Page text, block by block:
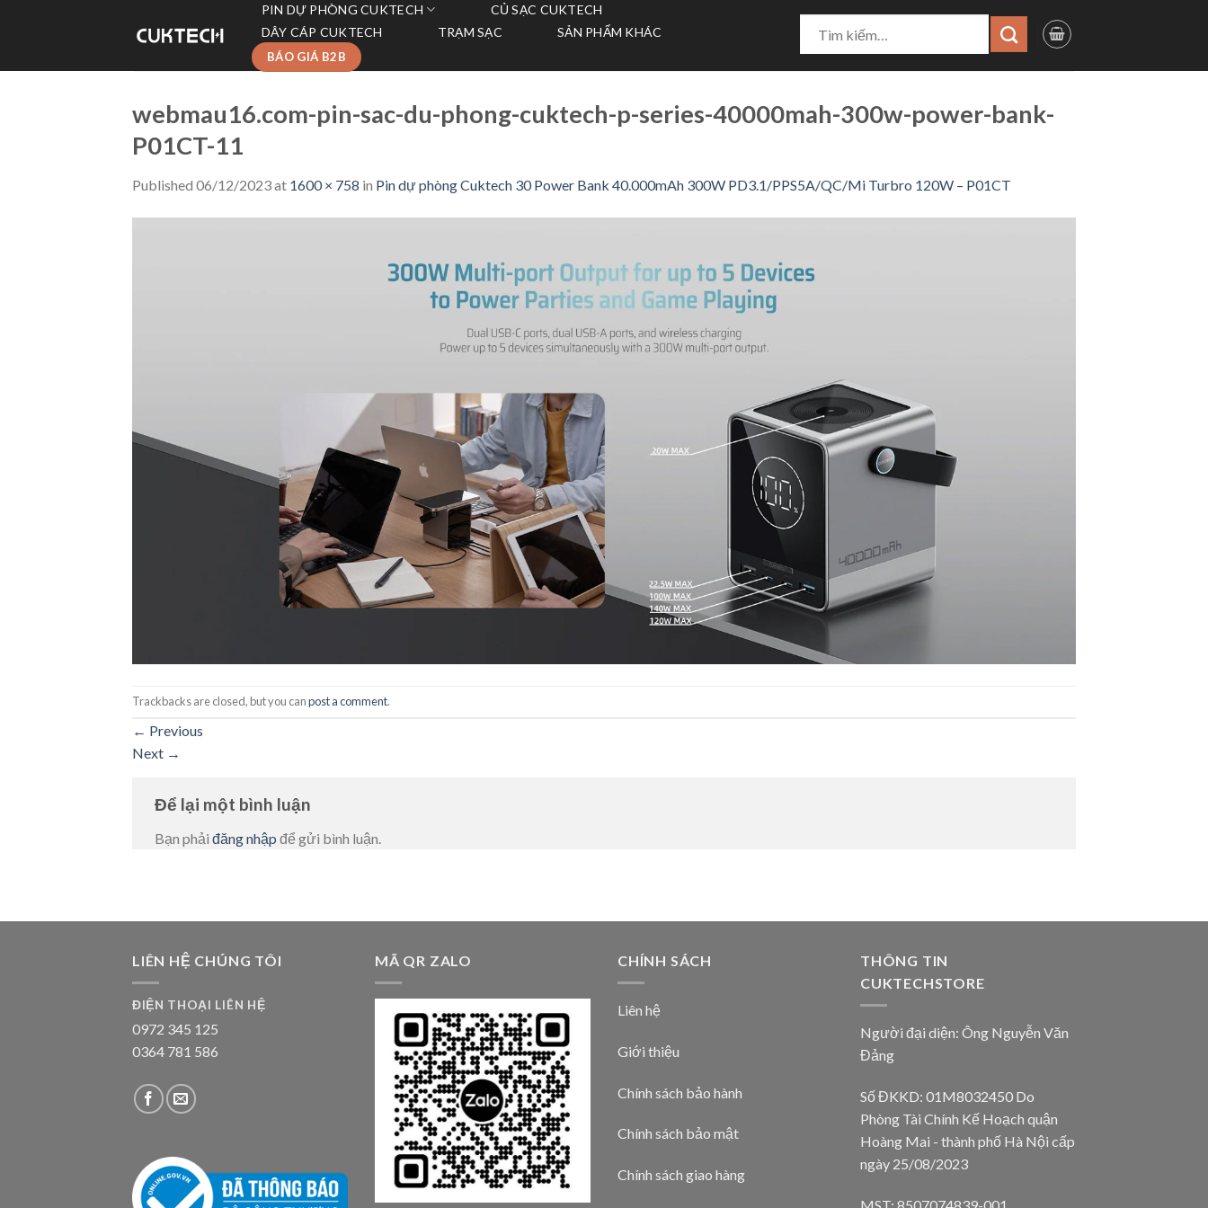
PIN DỰ PHÒNG CUKTECH
CỦ SẠC CUKTECH
DÂY CÁP CUKTECH
TRẠM SẠC SẢN PHẨM KHÁC
BÁO GIÁ B2B
kiếm:
webmau16.com-pin-sac-du-phong-cuktech-p-series-40000mah-300w-power-bank-
P01CT-11
Published 06/12/2023at 1600 × 758 in Pin dự phòng Cuktech 30 Power Bank 40.000mAh 300W PD3.1/PPS5A/QC/Mi Turbro 120W – P01CT
Trackbacks are closed, but you canpost a comment.
← Previous
Next →
Để lại một bình luận
Bạn phải đăng nhập để gửi bình luận.
LIÊN HỆ CHÚNG TÔI
ĐIỆN THOẠI LIÊN HỆ
0972 345 125
0364 781 586
MÃ QR ZALO CHÍNH SÁCH
Liên hệ
Giới thiệu
Chính sách bảo hành
Chính sách bảo mật
Chính sách giao hàng
THÔNG TIN
CUKTECHSTORE
Người đại diện: Ông Nguyễn Văn
Đảng
Số ĐKKD: 01M8032450 Do
Phòng Tài Chính Kế Hoạch quận
Hoàng Mai - thành phố Hà Nội cấp
ngày 25/08/2023
MST: 8507074839-001